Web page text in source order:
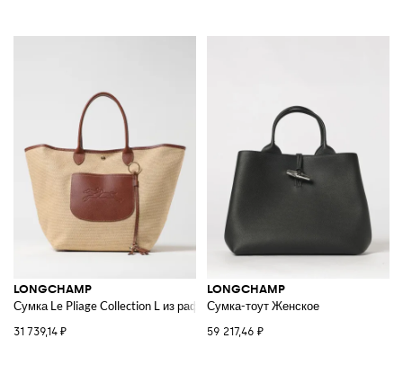
LONGCHAMP
Сумка Le Pliage Collection L из рафии и кожи
31 739,14 ₽
LONGCHAMP
Сумка-тоут Женское
59 217,46 ₽